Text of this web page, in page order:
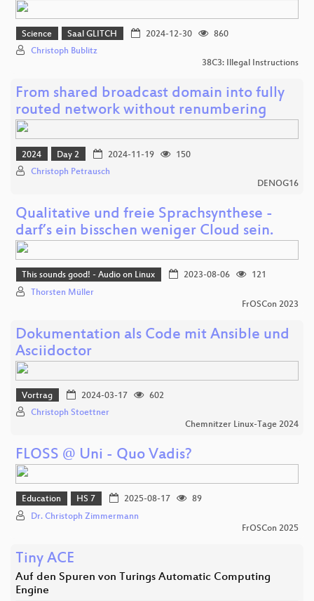
Science Saal GLITCH 2024-12-30
860
Christoph Bublitz
38C3: Illegal Instructions
From shared broadcast domain into fully
routed network without renumbering
2024 Day 2 2024-11-19
150
Christoph Petrausch
DENOG16
Qualitative und freie Sprachsynthese -
darf’s ein bisschen weniger Cloud sein.
This sounds good! - Audio on Linux 2023-08-06
121
Thorsten Müller
FrOSCon 2023
Dokumentation als Code mit Ansible und
Asciidoctor
Vortrag 2024-03-17
602
Christoph Stoettner
Chemnitzer Linux-Tage 2024
FLOSS @ Uni - Quo Vadis?
Education HS 7 2025-08-17
89
Dr. Christoph Zimmermann
FrOSCon 2025
Tiny ACE
Auf den Spuren von Turings Automatic Computing
Engine